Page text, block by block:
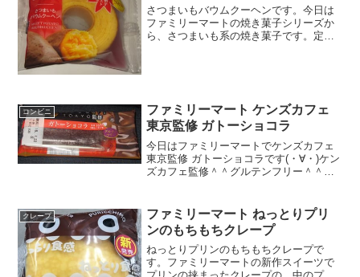
さつまいもバウムクーヘンです。今日は
ファミリーマートの焼き菓子シリーズか
ら、さつまいも系の焼き菓子です。定番
コンビニ
ファミリーマート ケンズカフェ
東京監修 ガトーショコラ
今日はファミリーマートでケンズカフェ
東京監修 ガトーショコラです(・∀・)ケン
ズカフェ監修＾＾グルテンフリー＾＾今
ーマートでケンズカフェ東京監修のガト
ーショコラが発売...
クレープ
ファミリーマート ねっとりプリ
ンのもちもちクレープ
ねっとりプリンのもちもちクレープで
す。ファミリーマートの新作スイーツで